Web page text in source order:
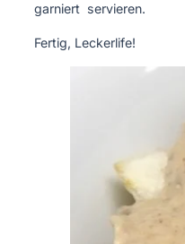
garniert servieren.
Fertig, Leckerlife!